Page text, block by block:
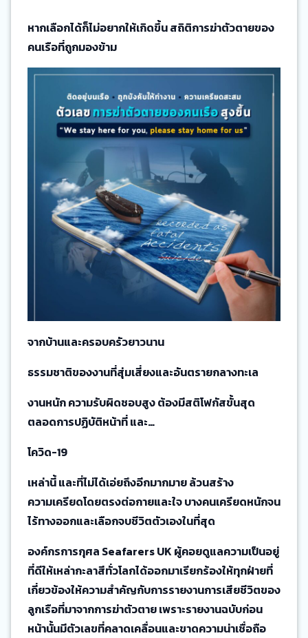
หากเลือกได้ก็ไม่อยากให้เกิดขึ้น สถิติการฆ่าตัวตายของ
คนเรือที่ถูกมองข้าม
จากบ้านและครอบครัวยาวนาน
ธรรมชาติของงานที่สุ่มเสี่ยงและอันตรายกลางทะเล
งานหนัก ความรับผิดชอบสูง ต้องมีสติโฟกัสขั้นสุด
ตลอดการปฏิบัติหน้าที่ และ…
โควิด-19
เหล่านี้ และที่ไม่ได้เอ่ยถึงอีกมากมาย ล้วนสร้าง
ความเครียดโดยตรงต่อกายและใจ บางคนเครียดหนักจน
ไร้ทางออกและเลือกจบชีวิตตัวเองในที่สุด
องค์กรการกุศล Seafarers UK ผู้คอยดูแลความเป็นอยู่
ที่ดีให้เหล่ากะลาสีทั่วโลกได้ออกมาเรียกร้องให้ทุกฝ่ายที่
เกี่ยวข้องให้ความสำคัญกับการรายงานการเสียชีวิตของ
ลูกเรือที่มาจากการฆ่าตัวตาย เพราะรายงานฉบับก่อน
หน้านั้นมีตัวเลขที่คลาดเคลื่อนและขาดความน่าเชื่อถือ